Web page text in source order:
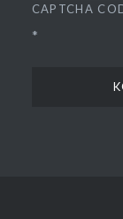
CAPTCHA
*